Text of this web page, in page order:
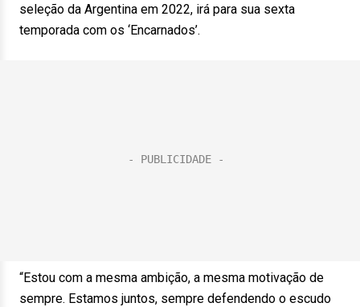
seleção da Argentina em 2022, irá para sua sexta
temporada com os ‘Encarnados’.
“Estou com a mesma ambição, a mesma motivação de
sempre. Estamos juntos, sempre defendendo o escudo